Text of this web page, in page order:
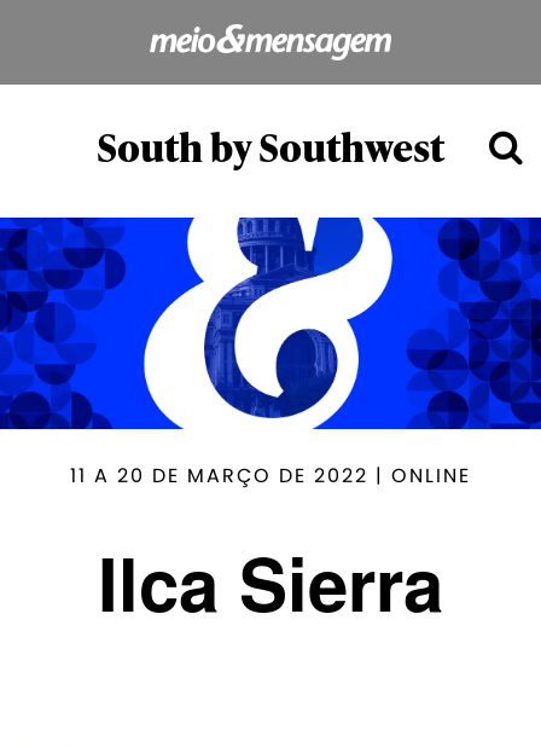
South by Southwest
11 A 20 DE MARÇO DE 2022 | ONLINE
Ilca Sierra